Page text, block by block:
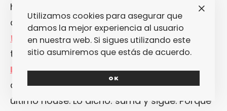
hipnosis de piano revivalero y disco-housero
que nos dejó si habla en « We Have Been
Waiting for You«. Lo siguiente fue un EP de
tres canciones que, bajo el título de «Last
House on The Left«, probó que puede que
aquello fuera la última casa, pero no el
último house. Lo dicho: suma y sigue. Porque
Utilizamos cookies para asegurar que
damos la mejor experiencia al usuario
en nuestra web. Si sigues utilizando este
sitio asumiremos que estás de acuerdo.
OK